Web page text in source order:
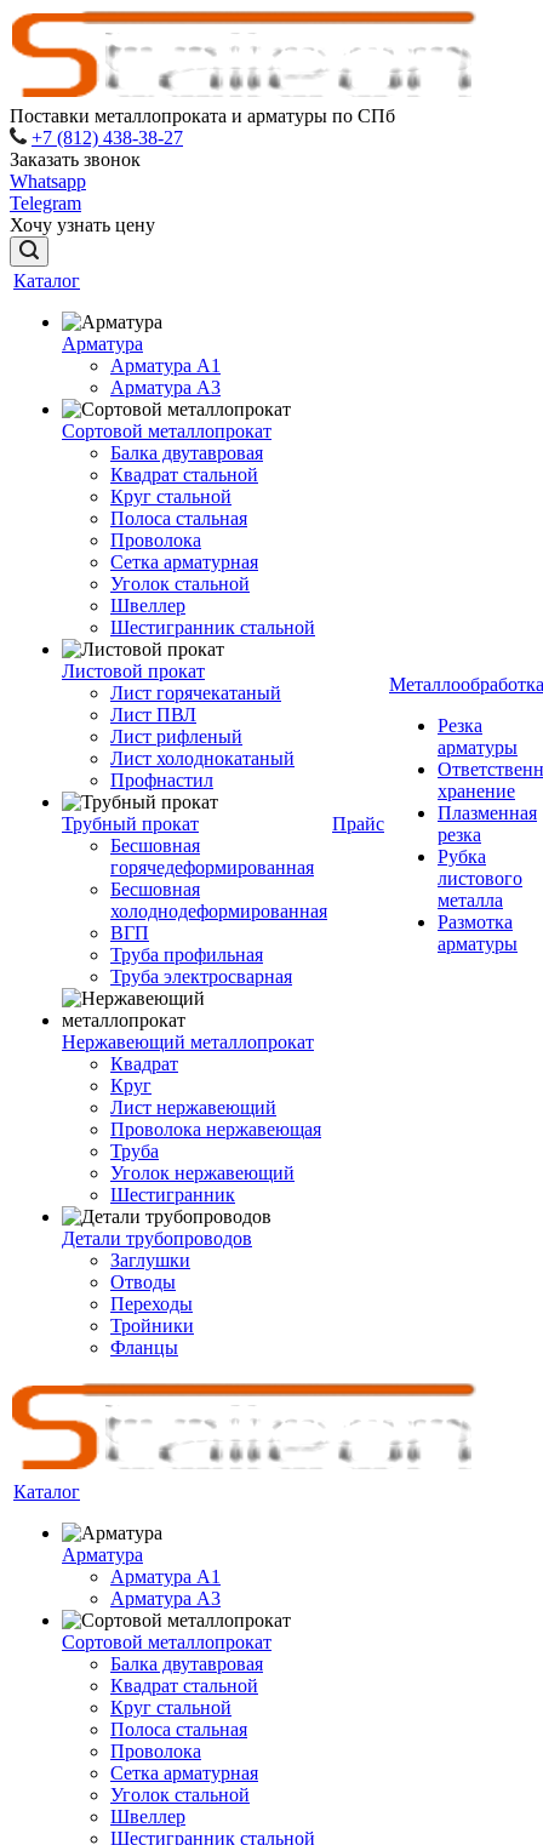
Поставки металлопроката и арматуры по СПб
+7 (812) 438-38-27
Заказать звонок
Whatsapp
Telegram
Хочу узнать цену
Каталог
Арматура
Арматура A1
Арматура А3
Сортовой металлопрокат
Балка двутавровая
Квадрат стальной
Круг стальной
Полоса стальная
Проволока
Сетка арматурная
Уголок стальной
Швеллер
Шестигранник стальной
Листовой прокат
Лист горячекатаный
Лист ПВЛ
Лист рифленый
Лист холоднокатаный
Профнастил
Трубный прокат
Бесшовная
горячедеформированная
Бесшовная
холоднодеформированная
ВГП
Труба профильная
Труба электросварная
Нержавеющий металлопрокат
Квадрат
Круг
Лист нержавеющий
Проволока нержавеющая
Труба
Уголок нержавеющий
Шестигранник
Детали трубопроводов
Заглушки
Отводы
Переходы
Тройники
Фланцы
Прайс
Металлообработка
Резка
арматуры
хранение
Плазменная
резка
Рубка
листового
металла
Размотка
арматуры
Каталог
Арматура
Арматура A1
Арматура А3
Сортовой металлопрокат
Балка двутавровая
Квадрат стальной
Круг стальной
Полоса стальная
Проволока
Сетка арматурная
Уголок стальной
Швеллер
Шестигранник стальной